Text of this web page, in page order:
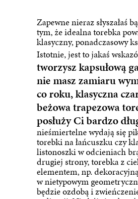
Zapewne nieraz słyszałaś
tym, że idealna torebka
klasyczny, ponadczasowy
Istotnie, jest to jakaś
tworzysz kapsułową
nie masz zamiaru
co roku, klasyczna
beżowa trapezowa
posłuży Ci bardzo
nieśmiertelne wydają się
torebki na łańcuszku czy
listonoszki w odcieniach
drugiej strony, torebka z
elementem, np.
w nietypowym
będzie ozdobą i